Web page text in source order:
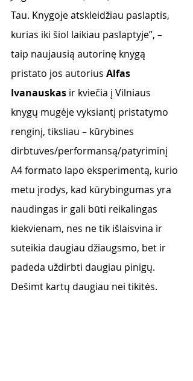
Tau. Knygoje atskleidžiau paslaptis,
kurias iki šiol laikiau paslaptyje”, –
taip naujausią autorinę knygą
pristato jos autorius Alfas
Ivanauskas ir kviečia į Vilniaus
knygų mugėje vyksiantį pristatymo
renginį, tiksliau – kūrybines
dirbtuves/performansą/patyriminį
A4 formato lapo eksperimentą, kurio
metu įrodys, kad kūrybingumas yra
naudingas ir gali būti reikalingas
kiekvienam, nes ne tik išlaisvina ir
suteikia daugiau džiaugsmo, bet ir
padeda uždirbti daugiau pinigų.
Dešimt kartų daugiau nei tikitės.